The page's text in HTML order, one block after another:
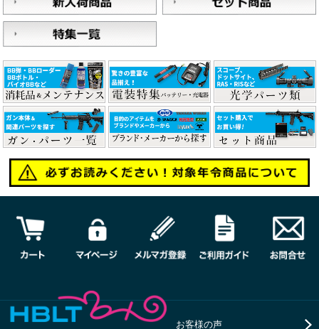
お客様の声